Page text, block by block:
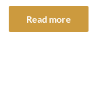
Read more